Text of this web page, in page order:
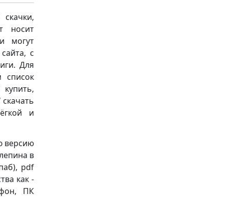
носит
могут
с
Для
список
и
версию
в
pdf
как -
ПК